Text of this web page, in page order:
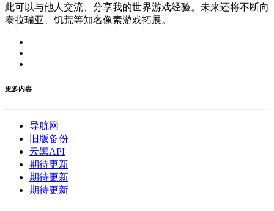
此可以与他人交流、分享我的世界游戏经验。未来还将不断向
泰拉瑞亚、饥荒等知名像素游戏拓展。
更多内容
导航网
旧版备份
云黑API
期待更新
期待更新
期待更新